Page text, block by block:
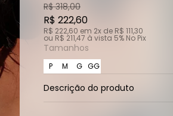
Tamanhos
P M G GG
R$ 318,00
R$ 222,60
R$ 222,60 em 2x de R$ 111,30
ou R$ 211,47 à vista 5% No Pix
Descrição do produto